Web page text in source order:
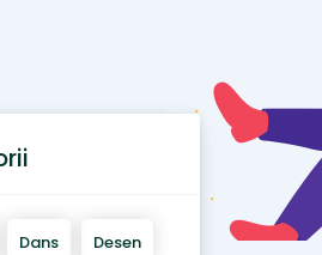
Dans Desen